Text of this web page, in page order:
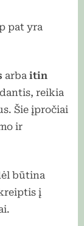
pat yra
arba itin
reikia
Šie įpročiai
ir
būtina
į